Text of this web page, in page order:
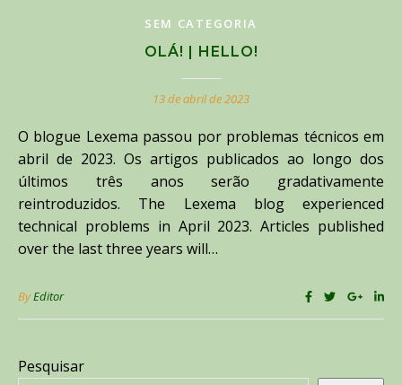
SEM CATEGORIA
OLÁ! | HELLO!
13 de abril de 2023
O blogue Lexema passou por problemas técnicos em
abril de 2023. Os artigos publicados ao longo dos
últimos três anos serão gradativamente
reintroduzidos. The Lexema blog experienced
technical problems in April 2023. Articles published
over the last three years will…
ByEditor
Pesquisar